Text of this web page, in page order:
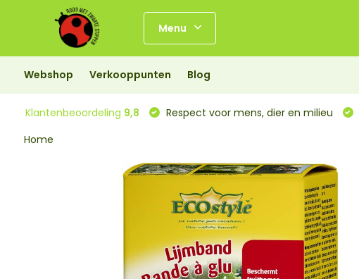
Menu
Webshop Verkooppunten Blog
Klantenbeoordeling 9,8 Respect voor mens, dier en milieu
Home